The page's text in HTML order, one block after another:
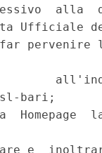
alla
Ufficiale
pervenire
bari;
Homepage
e